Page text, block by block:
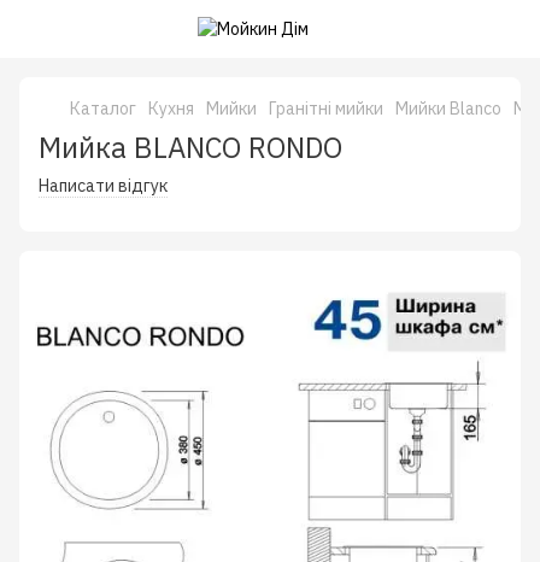
Каталог Кухня Мийки Гранітні мийки Мийки Blanco
Мийка BLANCO RONDO
Написати відгук